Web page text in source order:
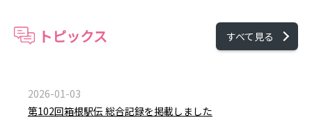
トピックス すべて見る
2026-01-03
第102回箱根駅伝 総合記録を掲載しました